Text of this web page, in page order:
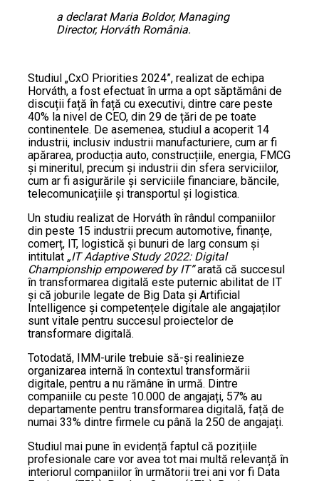
a declarat Maria Boldor, Managing
Director, Horváth România.
Studiul „CxO Priorities 2024”, realizat de echipa
Horváth, a fost efectuat în urma a opt săptămâni de
discuții față în față cu executivi, dintre care peste
40% la nivel de CEO, din 29 de țări de pe toate
continentele. De asemenea, studiul a acoperit 14
industrii, inclusiv industrii manufacturiere, cum ar fi
apărarea, producția auto, construcțiile, energia, FMCG
și mineritul, precum și industrii din sfera serviciilor,
cum ar fi asigurările și serviciile financiare, băncile,
telecomunicațiile și transportul și logistica.
Un studiu realizat de Horváth în rândul companiilor
din peste 15 industrii precum automotive, finanțe,
comerț, IT, logistică și bunuri de larg consum și
intitulat „IT Adaptive Study 2022: Digital
Championship empowered by IT”arată că succesul
în transformarea digitală este puternic abilitat de IT
și că joburile legate de Big Data și Artificial
Intelligence și competențele digitale ale angajaților
sunt vitale pentru succesul proiectelor de
transformare digitală.
Totodată, IMM-urile trebuie să-și realinieze
organizarea internă în contextul transformării
digitale, pentru a nu rămâne în urmă. Dintre
companiile cu peste 10.000 de angajați, 57% au
departamente pentru transformarea digitală, față de
numai 33% dintre firmele cu până la 250 de angajați.
Studiul mai pune în evidență faptul că pozițiile
profesionale care vor avea tot mai multă relevanță în
interiorul companiilor în următorii trei ani vor fi Data